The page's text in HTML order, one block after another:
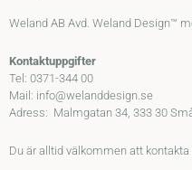
Weland AB Avd. Weland Design™
Kontaktuppgifter
Tel: 0371-344 00
Mail: info@welanddesign.se
Adress: Malmgatan 34, 333 30
Du är alltid välkommen att kontakta